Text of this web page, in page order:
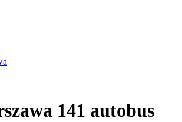
141 autobus